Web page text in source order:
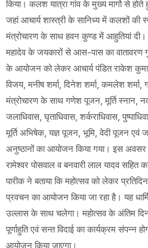
किया। कलश यात्रा गांव के मुख्य मार्गो से होते
जहां आचार्य शास्त्री के सानिध्य में कलशों की
मंत्रोचारण के साथ हवन कुण्ड में आहुतियां दी।
महादेव के जयकारों से आस-पास का वातावरण
के आयोजन को लेकर आचार्य पंडित राकेश
विजय, मनीष शर्मा, दिनेश शर्मा, कमलेश शर्मा,
मंत्रोचारण के साथ गणेश पूजन, मूर्ति स्नान,
जलाधिवास, घृताधिवास, शर्कराधिवास,
मूर्ति अभिषेक, यज्ञ पूजन, भूमि, वेदी पूजन एवं
अनुष्ठानों का आयोजन किया गया। इस अवसर
रामेश्वर पोसवाल व बनवारी लाल यादव
पारीक ने बताया कि महोत्सव को लेकर
प्रवचन का आयोजन किया जा रहा है। यह
उल्लास के साथ चलेगा। महोत्सव के अंतिम
पूर्णाहुति एवं सन्त विदाई का कार्यक्रम संपन्न
आयोजन किया जाएगा।